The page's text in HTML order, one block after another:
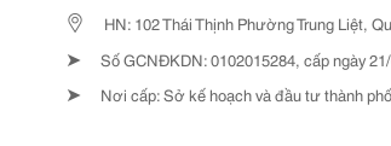
HN: 102 Thái Thịnh Phường Trung Liệt,
➤ Số GCNĐKDN: 0102015284, cấp ngày
➤ Nơi cấp: Sở kế hoạch và đầu tư thành